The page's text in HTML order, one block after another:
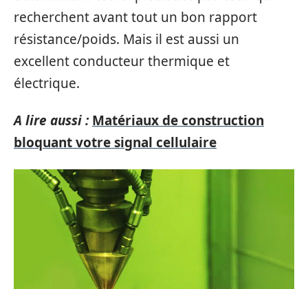
recherchent avant tout un bon rapport
résistance/poids. Mais il est aussi un
excellent conducteur thermique et
électrique.
A lire aussi : Matériaux de construction
bloquant votre signal cellulaire